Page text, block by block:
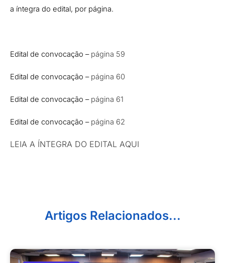
a íntegra do edital, por página.
Edital de convocação –página 59
Edital de convocação –página 60
Edital de convocação –página 61
Edital de convocação –página 62
LEIA A ÍNTEGRA DO EDITAL AQUI
Artigos Relacionados...